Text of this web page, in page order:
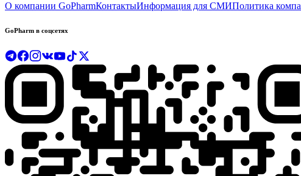
О компании GoPharmКонтактыИнформация для СМИПолитика
GoPharm в соцсетях